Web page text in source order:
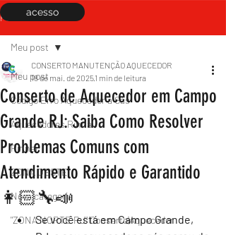
Post
Meu post
Código Erro Aquecedor a Gás
Aquecedores Rinnai
Rinnai
ZONA OESTE
Nova categoria
"ZONA NORTE RJ" Conserto|Aquecedor
Meu post
Conserto de Aquecedor em Campo
Grande RJ: Saiba Como Resolver
Problemas Comuns com
Atendimento Rápido e Garantido
👩🏻‍🔧📣
CONSERTO MANUTENÇÃO AQUECEDOR
18 de mai. de 20251 min de leitura
Se você está em Campo Grande,
acesso